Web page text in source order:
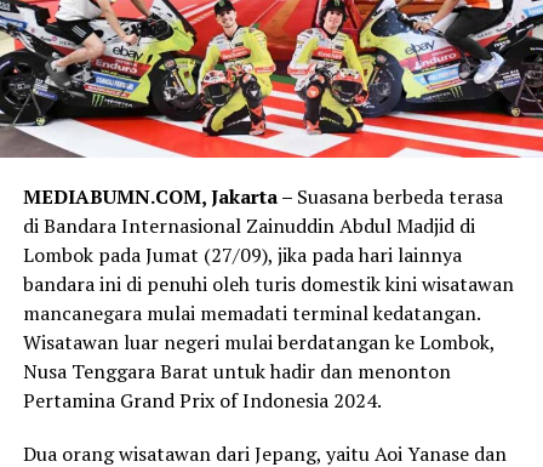
MEDIABUMN.COM, Jakarta – Suasana berbeda terasa
di Bandara Internasional Zainuddin Abdul Madjid di
Lombok pada Jumat (27/09), jika pada hari lainnya
bandara ini di penuhi oleh turis domestik kini wisatawan
mancanegara mulai memadati terminal kedatangan.
Wisatawan luar negeri mulai berdatangan ke Lombok,
Nusa Tenggara Barat untuk hadir dan menonton
Pertamina Grand Prix of Indonesia 2024.
Dua orang wisatawan dari Jepang, yaitu Aoi Yanase dan